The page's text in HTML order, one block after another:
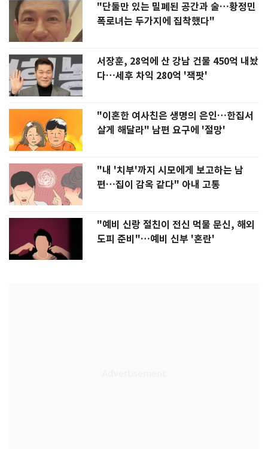
"단둘만 있는 밀폐된 공간과 술…황정민
폭로녀는 두가지에 집착했다"
서장훈, 28억에 산 강남 건물 450억 내놨
다…세후 차익 280억 '잭팟'
"이혼한 여사친은 생명의 은인…한집서
살게 해달라" 남편 요구에 '절망'
"내 '치부'까지 시모에게 보고하는 남
편…집이 감옥 같다" 아내 고통
"예비 신랑 절친이 전신 먹물 문신, 해외
도피 준비"…예비 신부 '혼란'